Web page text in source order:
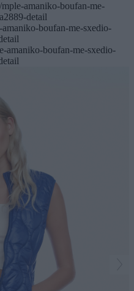
amaniko-boufan-me-
detail
boufan-me-sxedio-
amaniko-boufan-me-sxedio-